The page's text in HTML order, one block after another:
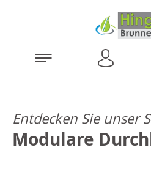
Entdecken Sie unser
Modulare